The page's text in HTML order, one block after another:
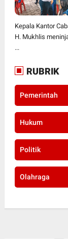
Kepala Kantor
H. Mukhlis
...
RUBRIK
Pemerintah
Hukum
Politik
Olahraga